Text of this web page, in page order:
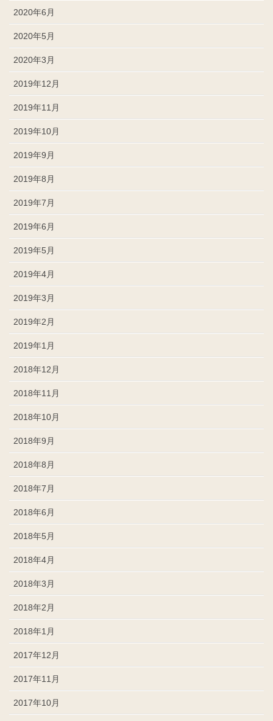
2020年6月
2020年5月
2020年3月
2019年12月
2019年11月
2019年10月
2019年9月
2019年8月
2019年7月
2019年6月
2019年5月
2019年4月
2019年3月
2019年2月
2019年1月
2018年12月
2018年11月
2018年10月
2018年9月
2018年8月
2018年7月
2018年6月
2018年5月
2018年4月
2018年3月
2018年2月
2018年1月
2017年12月
2017年11月
2017年10月